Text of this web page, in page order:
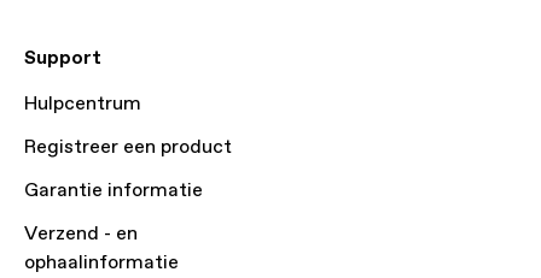
Support
Hulpcentrum
Registreer een product
Garantie informatie
Verzend - en
ophaalinformatie